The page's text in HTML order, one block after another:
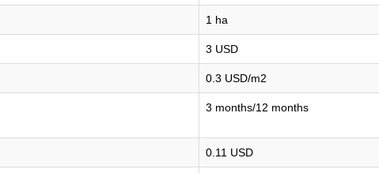
1 ha
3 USD
0.3 USD/m2
3 months/12 months
0.11 USD